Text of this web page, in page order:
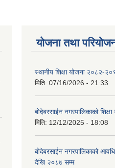
योजना तथा
स्थानीय शिक्षा योजना २०८२-
मिति: 07/16/2026 - 21:33
बोदेबरसाईन नगरपालिकाको शिक्षा
मिति: 12/12/2025 - 18:08
बोदेबरसाईन नगरपालिकाको
देखि २०८७ सम्म